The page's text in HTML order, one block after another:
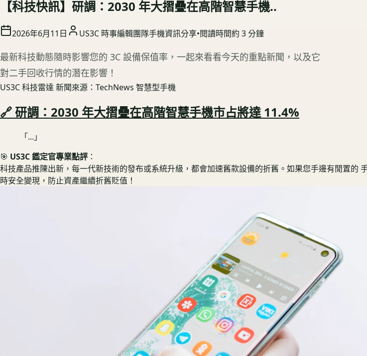
【科技快訊】研調：2030 年大摺疊在高階智慧手機..
2026年6月11日 US3C 時事編輯團隊手機資訊分享•閱讀時間約 3分鐘
最新科技動態隨時影響您的 3C 設備保值率，一起來看看今天的重點新聞，以及它
對二手回收行情的潛在影響！
US3C 科技雷達 新聞來源：TechNews 智慧型手機
🔗 研調：2030 年大摺疊在高階智慧手機市占將達 11.4%
「...」
🎯 US3C 鑑定官專業點評 ：
科技產品推陳出新，每一代新技術的發布或系統升級，都會加速舊款設備的折舊。如果您手邊有閒置
時安全變現，防止資產繼續折舊貶值！